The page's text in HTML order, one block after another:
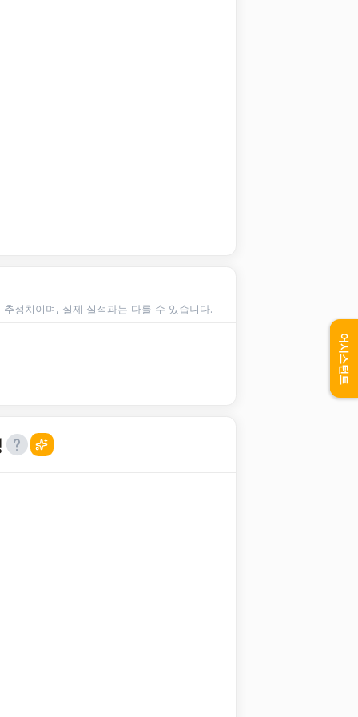
정치이며, 실제 실적과는 다를 수 있습니다.
어시스턴트